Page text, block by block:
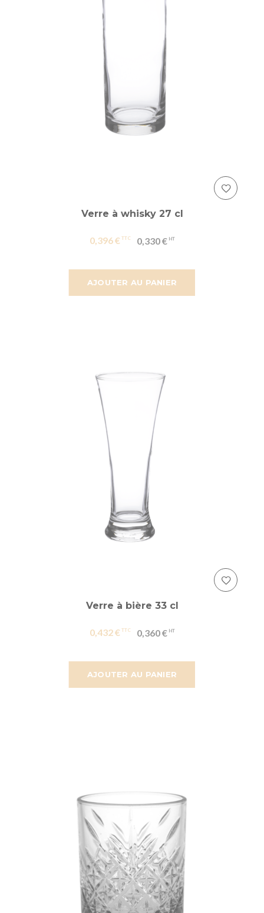
AJOUTER AU PANIER
Verre à whisky 27 cl
0,396 € 0,330 €
AJOUTER AU PANIER
Verre à bière 33 cl
0,432 € 0,360 €